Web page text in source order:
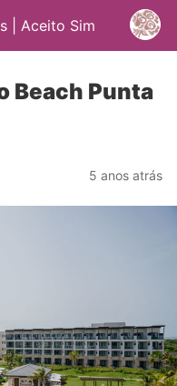
| Aceito Sim
Beach Punta
5 anos atrás